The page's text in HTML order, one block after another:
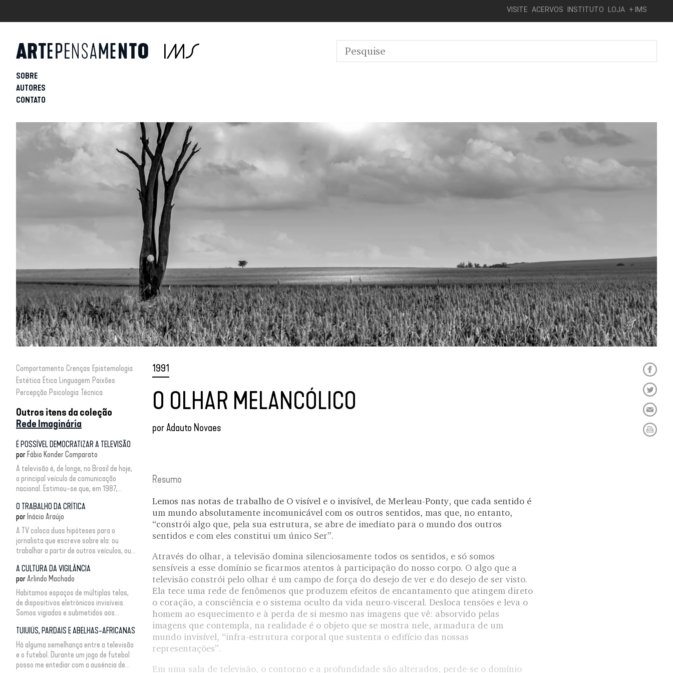
VISITE ACERVOS INSTITUTO LOJA + IMS
SOBRE
AUTORES
CONTATO
Comportamento Crenças Epistemologia
Estética Ética Linguagem Paixões
Percepção Psicologia Técnica
Outros itens da coleção
Rede Imaginária
É POSSÍVEL DEMOCRATIZAR A TELEVISÃO
por Fábio Konder Comparato
A televisão é, de longe, no Brasil de hoje,
o principal veículo de comunicação
nacional. Estimou-se que, em 1987,...
O TRABALHO DA CRÍTICA
por Inácio Araújo
A TV coloca duas hipóteses para o
jornalista que escreve sobre ela: ou
trabalhar a partir de outros veículos, ou...
A CULTURA DA VIGILÂNCIA
porArlindo Machado
Habitamos espaços de múltiplas telas,
de dispositivos eletrônicos invisíveis.
Somos vigiados e submetidos aos...
TUIUIÚS, PARDAIS E ABELHAS-AFRICANAS
Há alguma semelhança entre a televisão
e o futebol. Durante um jogo de futebol
posso me entediar com a ausência de...
1991
O OLHAR MELANCÓLICO
porAdauto Novaes
Resumo
Lemos nas notas de trabalho de O visível e o invisível, de Merleau-Ponty, que cada sentido é
um mundo absolutamente incomunicável com os outros sentidos, mas que, no entanto,
“constrói algo que, pela sua estrutura, se abre de imediato para o mundo dos outros
sentidos e com eles constitui um único Ser”.
Através do olhar, a televisão domina silenciosamente todos os sentidos, e só somos
sensíveis a esse domínio se ficarmos atentos à participação do nosso corpo. O algo que a
televisão constrói pelo olhar é um campo de força do desejo de ver e do desejo de ser visto.
Ela tece uma rede de fenômenos que produzem efeitos de encantamento que atingem direto
o coração, a consciência e o sistema oculto da vida neuro-visceral. Desloca tensões e leva o
homem ao esquecimento e à perda de si mesmo nas imagens que vê: absorvido pelas
imagens que contempla, na realidade é o objeto que se mostra nele, armadura de um
mundo invisível, “infra-estrutura corporal que sustenta o edifício das nossas
representações”.
Em uma sala de televisão, o contorno e a profundidade são alterados, perde-se o domínio